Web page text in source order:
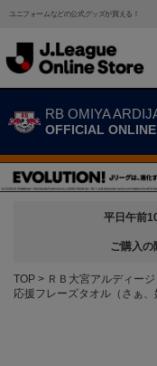
ユニフォームなどの公式グッズが買える！
RB OMIYA
OFFICIAL
平日午前
ご購入の
TOP ＲＢ大宮アルディージ
応援フレーズタオル（さぁ、